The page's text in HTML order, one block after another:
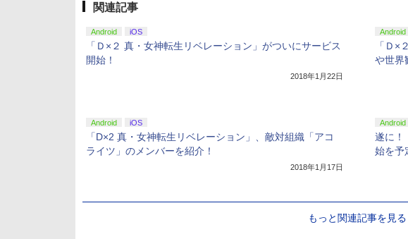
関連記事
Android iOS
「Ｄ×２ 真・女神転生リベレーション」がついにサービス
開始！
2018年1月22日
Android
「Ｄ×
や世界
Android iOS
「D×2 真・女神転生リベレーション」、敵対組織「アコ
ライツ」のメンバーを紹介！
2018年1月17日
Android
遂に！
始を予
もっと関連記事を見る